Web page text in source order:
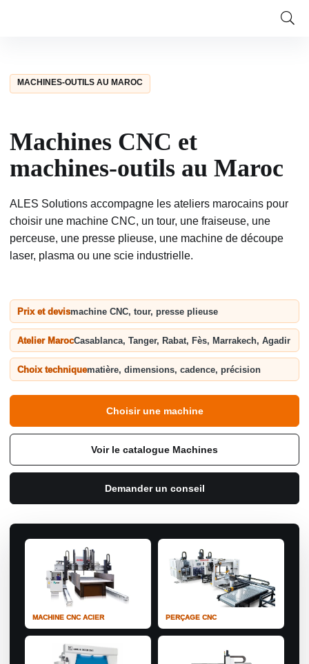
MACHINES-OUTILS AU MAROC
Machines CNC et
machines-outils au Maroc
ALES Solutions accompagne les ateliers marocains pour
choisir une machine CNC, un tour, une fraiseuse, une
perceuse, une presse plieuse, une machine de découpe
laser, plasma ou une scie industrielle.
Prix et devismachine CNC, tour, presse plieuse
Atelier MarocCasablanca, Tanger, Rabat, Fès, Marrakech, Agadir
Choix techniquematière, dimensions, cadence, précision
Choisir une machine
Voir le catalogue Machines
Demander un conseil
MACHINE CNC ACIER PERÇAGE CNC